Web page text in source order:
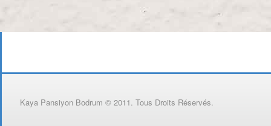
Kaya Pansiyon Bodrum © 2011. Tous Droits Réservés.